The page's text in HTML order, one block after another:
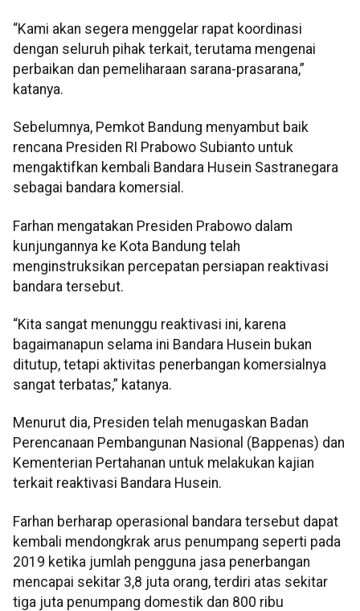
“Kami akan segera menggelar rapat koordinasi
dengan seluruh pihak terkait, terutama mengenai
perbaikan dan pemeliharaan sarana-prasarana,”
katanya.
Sebelumnya, Pemkot Bandung menyambut baik
rencana Presiden RI Prabowo Subianto untuk
mengaktifkan kembali Bandara Husein Sastranegara
sebagai bandara komersial.
Farhan mengatakan Presiden Prabowo dalam
kunjungannya ke Kota Bandung telah
menginstruksikan percepatan persiapan reaktivasi
bandara tersebut.
“Kita sangat menunggu reaktivasi ini, karena
bagaimanapun selama ini Bandara Husein bukan
ditutup, tetapi aktivitas penerbangan komersialnya
sangat terbatas,” katanya.
Menurut dia, Presiden telah menugaskan Badan
Perencanaan Pembangunan Nasional (Bappenas) dan
Kementerian Pertahanan untuk melakukan kajian
terkait reaktivasi Bandara Husein.
Farhan berharap operasional bandara tersebut dapat
kembali mendongkrak arus penumpang seperti pada
2019 ketika jumlah pengguna jasa penerbangan
mencapai sekitar 3,8 juta orang, terdiri atas sekitar
tiga juta penumpang domestik dan 800 ribu